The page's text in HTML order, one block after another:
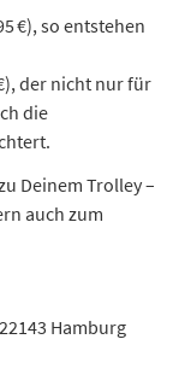
€), so entstehen
der nicht nur für
die
Deinem Trolley –
auch zum
Hamburg